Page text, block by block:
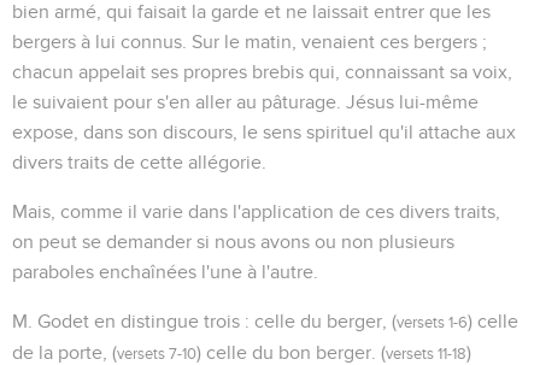
bien armé, qui faisait la garde et ne laissait entrer que les
bergers à lui connus. Sur le matin, venaient ces bergers ;
chacun appelait ses propres brebis qui, connaissant sa voix,
le suivaient pour s'en aller au pâturage. Jésus lui-même
expose, dans son discours, le sens spirituel qu'il attache aux
divers traits de cette allégorie.
Mais, comme il varie dans l'application de ces divers traits,
on peut se demander si nous avons ou non plusieurs
paraboles enchaînées l'une à l'autre.
M. Godet en distingue trois : celle du berger, (versets 1-6) celle
de la porte, (versets 7-10) celle du bon berger. (versets 11-18)